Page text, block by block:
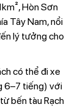
Hòn Sơn
Tây Nam, nổi
lý tưởng cho
có thể đi xe
6–7 tiếng) với
bến tàu Rạch